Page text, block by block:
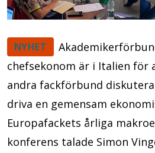
NYHET
chefsekonom är i Italien för
andra fackförbund
driva en gemensam
Europafackets årliga
konferens talade Simon